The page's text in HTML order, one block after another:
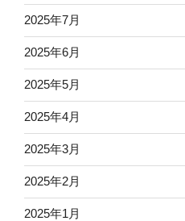
2025年7月
2025年6月
2025年5月
2025年4月
2025年3月
2025年2月
2025年1月